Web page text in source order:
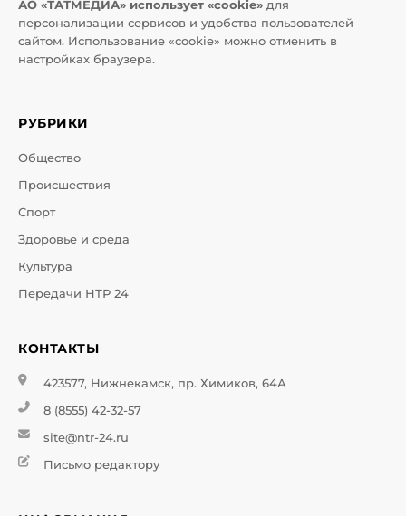
АО «ТАТМЕДИА» использует «cookie» для
персонализации сервисов и удобства пользователей
сайтом. Использование «cookie» можно отменить в
настройках браузера.
РУБРИКИ
Общество
Происшествия
Спорт
Здоровье и среда
Культура
Передачи НТР 24
КОНТАКТЫ
423577, Нижнекамск, пр. Химиков, 64А
8 (8555) 42-32-57
site@ntr-24.ru
Письмо редактору